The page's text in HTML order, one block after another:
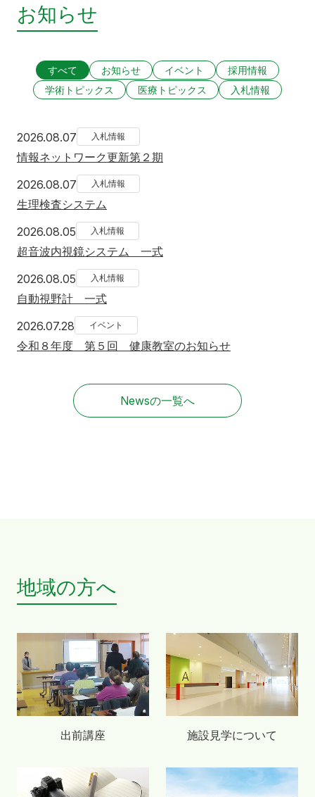
お知らせ
すべて お知らせ イベント
採用情報
学術トピックス
医療トピックス 入札情報
2026.08.07 2026年8月7日
入札情報
情報ネットワーク更新第２期
2026.08.07 2026年8月7日
入札情報
生理検査システム
2026.08.05 2026年8月5日
入札情報
超音波内視鏡システム 一式
2026.08.05 2026年8月5日
入札情報
自動視野計 一式
2026.07.28 2026年7月28日
イベント
令和８年度 第５回 健康教室のお知らせ
Newsの一覧へ
地域の方へ
出前講座 施設見学について